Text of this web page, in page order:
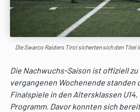
Die Swarco Raiders Tirol sicherten sich den Titel
Die Nachwuchs-Saison ist offiziell zu
vergangenen Wochenende standen
Finalspiele in den Altersklassen U14,
Programm. Davor konnten sich